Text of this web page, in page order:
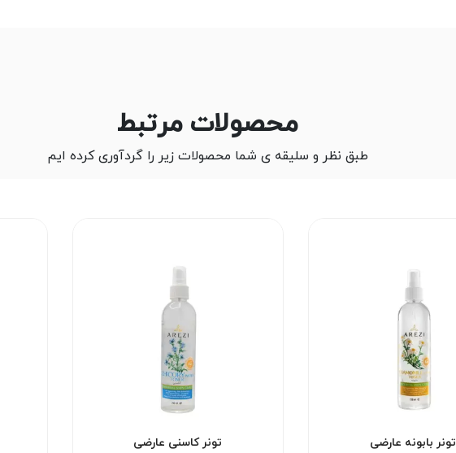
محصولات مرتبط
طبق نظر و سلیقه ی شما محصولات زیر را گردآوری کرده ایم
تونر بابونه عارضی تونر کاسنی عارضی